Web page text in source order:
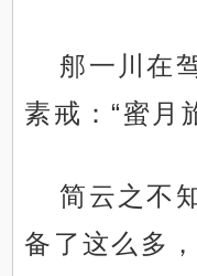
郍一川在
素戒：“蜜月
简云之不
备了这么多